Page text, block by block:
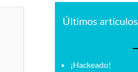
Últimos artículos
¡Hackeado!